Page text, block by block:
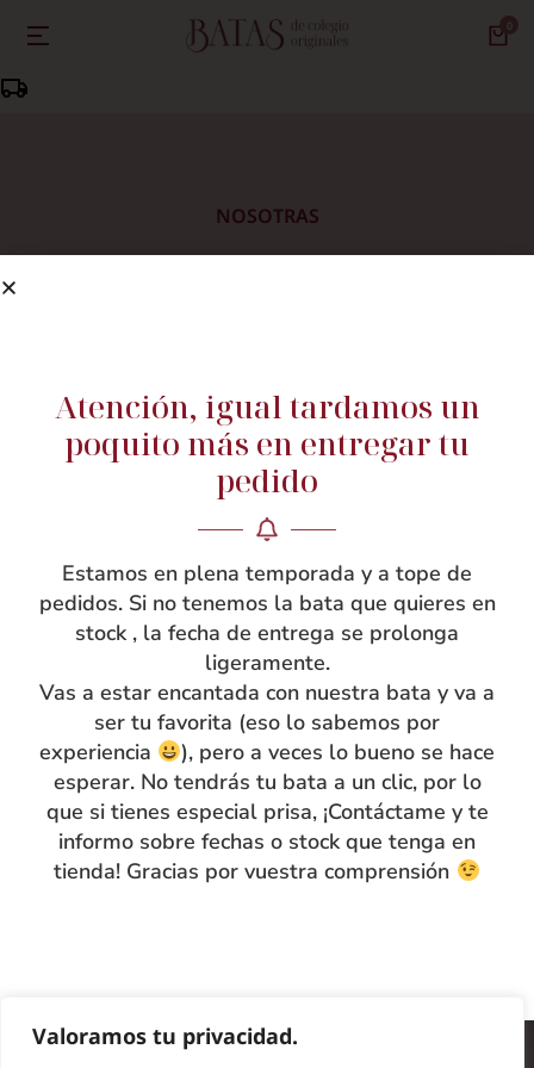
Valoramos tu privacidad.
NOSOTRAS
INFO
Preguntas frecuentes
Nota legal
© Copyright 2024 Batas de Colegio Originales. Todos los
derechos reservados.
Atención, igual tardamos un
poquito más en entregar tu
pedido
Estamos en plena temporada y a tope de
pedidos. Si no tenemos la bata que quieres en
stock , la fecha de entrega se prolonga
ligeramente.
Vas a estar encantada con nuestra bata y va a
ser tu favorita (eso lo sabemos por
experiencia
), pero a veces lo bueno se hace
esperar. No tendrás tu bata a un clic, por lo
que si tienes especial prisa, ¡Contáctame y te
informo sobre fechas o stock que tenga en
tienda! Gracias por vuestra comprensión